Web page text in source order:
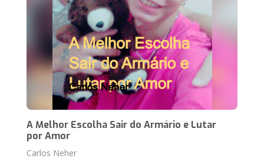
A Melhor Escolha Sair do Armário e Lutar
por Amor
Carlos Neher